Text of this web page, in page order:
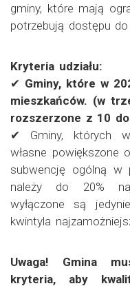
gminy, które mają
potrzebują dostępu
Kryteria udziału:
✔ Gminy, które w
mieszkańców. (w
rozszerzone z 10
✔ Gminy, których
własne powiększone
subwencję ogólną w
należy do 20%
wyłączone są
kwintyla
Uwaga! Gmina
kryteria, aby